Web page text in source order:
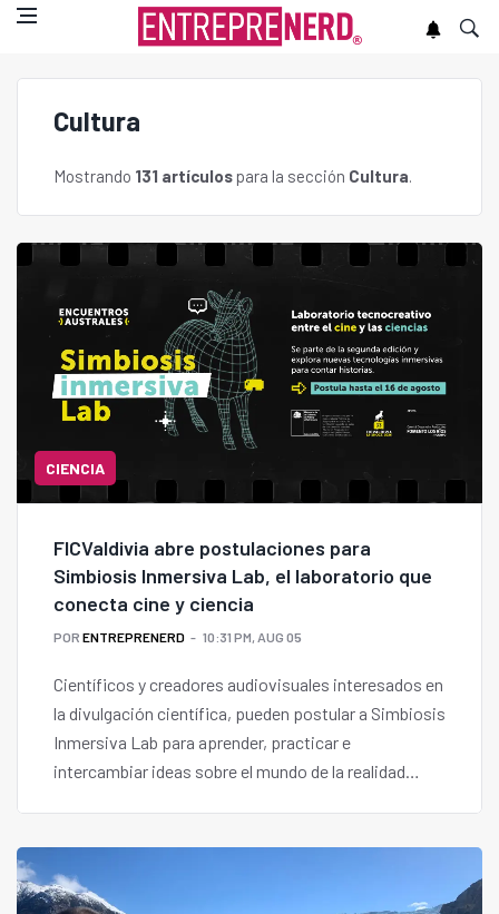
Cultura
Mostrando 131 artículos para la sección Cultura.
CIENCIA
FICValdivia abre postulaciones para
Simbiosis Inmersiva Lab, el laboratorio que
conecta cine y ciencia
POR ENTREPRENERD 10:31 PM, AUG 05
Científicos y creadores audiovisuales interesados en
la divulgación científica, pueden postular a Simbiosis
Inmersiva Lab para aprender, practicar e
intercambiar ideas sobre el mundo de la realidad